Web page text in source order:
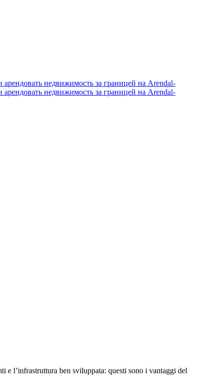
l’infrastruttura ben sviluppata: questi sono i vantaggi del